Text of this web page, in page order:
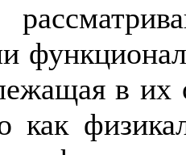
в их
как